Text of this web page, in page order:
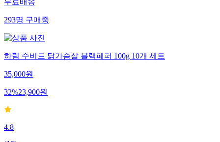
무료배송
293명구매중
하림 수비드 닭가슴살 블랙페퍼 100g 10개 세트
35,000원
32%23,900원
4.8